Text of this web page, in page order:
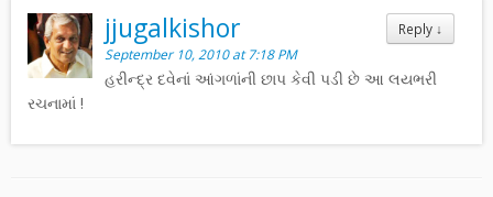
Reply ↓
jjugalkishor
September 10, 2010 at 7:18 PM
હરીન્દ્ર દવેનાં આંગળાંની છાપ કેવી પડી છે આ લયભરી
રચનામાં !